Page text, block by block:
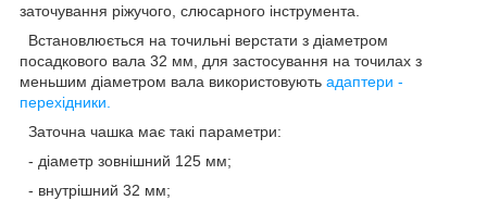
заточування ріжучого, слюсарного інструмента.
Встановлюється на точильні верстати з діаметром
посадкового вала 32 мм, для застосування на точилах з
меньшим діаметром вала використовують адаптери -
перехідники.
Заточна чашка має такі параметри:
- діаметр зовнішний 125 мм;
- внутрішний 32 мм;